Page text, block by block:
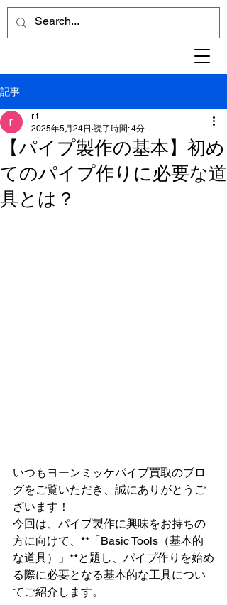
記事
【パイプ製作の基本】初め
てのパイプ作りに必要な道
具とは？
r t
2025年5月24日 読了時間: 4分
いつもヨーンミッケパイプ買取のブロ
グをご覧いただき、誠にありがとうご
ざいます！
今回は、パイプ製作に興味をお持ちの
方に向けて、**「Basic Tools（基本的
な道具）」**と題し、パイプ作りを始め
る際に必要となる基本的な工具につい
てご紹介します。